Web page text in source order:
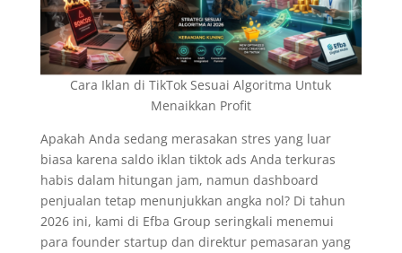
Cara Iklan di TikTok Sesuai Algoritma Untuk
Menaikkan Profit
Apakah Anda sedang merasakan stres yang luar
biasa karena saldo iklan tiktok ads Anda terkuras
habis dalam hitungan jam, namun dashboard
penjualan tetap menunjukkan angka nol? Di tahun
2026 ini, kami di Efba Group seringkali menemui
para founder startup dan direktur pemasaran yang